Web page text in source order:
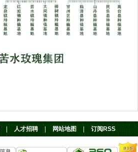
| 人才招聘 | 网站地图 | 订阅RSS